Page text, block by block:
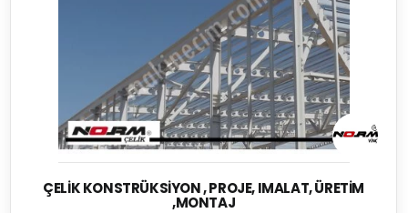
ÇELIK KONSTRÜKSIYON , PROJE, IMALAT, ÜRETIM
,MONTAJ